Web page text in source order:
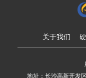
关于我们
地址：长沙高新开发